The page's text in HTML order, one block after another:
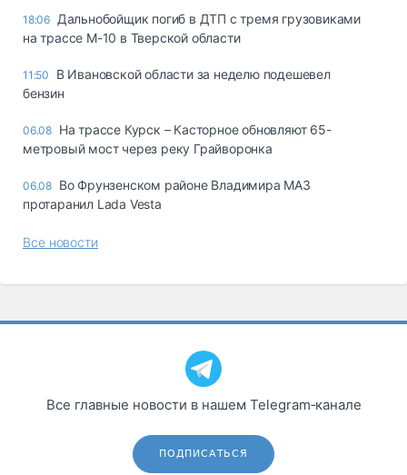
18:06 Дальнобойщик погиб в ДТП с тремя грузовиками
на трассе М-10 в Тверской области
11:50
В Ивановской области за неделю подешевел
бензин
06.08 На трассе Курск – Касторное обновляют 65-
метровый мост через реку Грайворонка
06.08 Во Фрунзенском районе Владимира МАЗ
протаранил Lada Vesta
Все новости
Все главные новости в нашем Telegram‑канале
ПОДПИСАТЬСЯ